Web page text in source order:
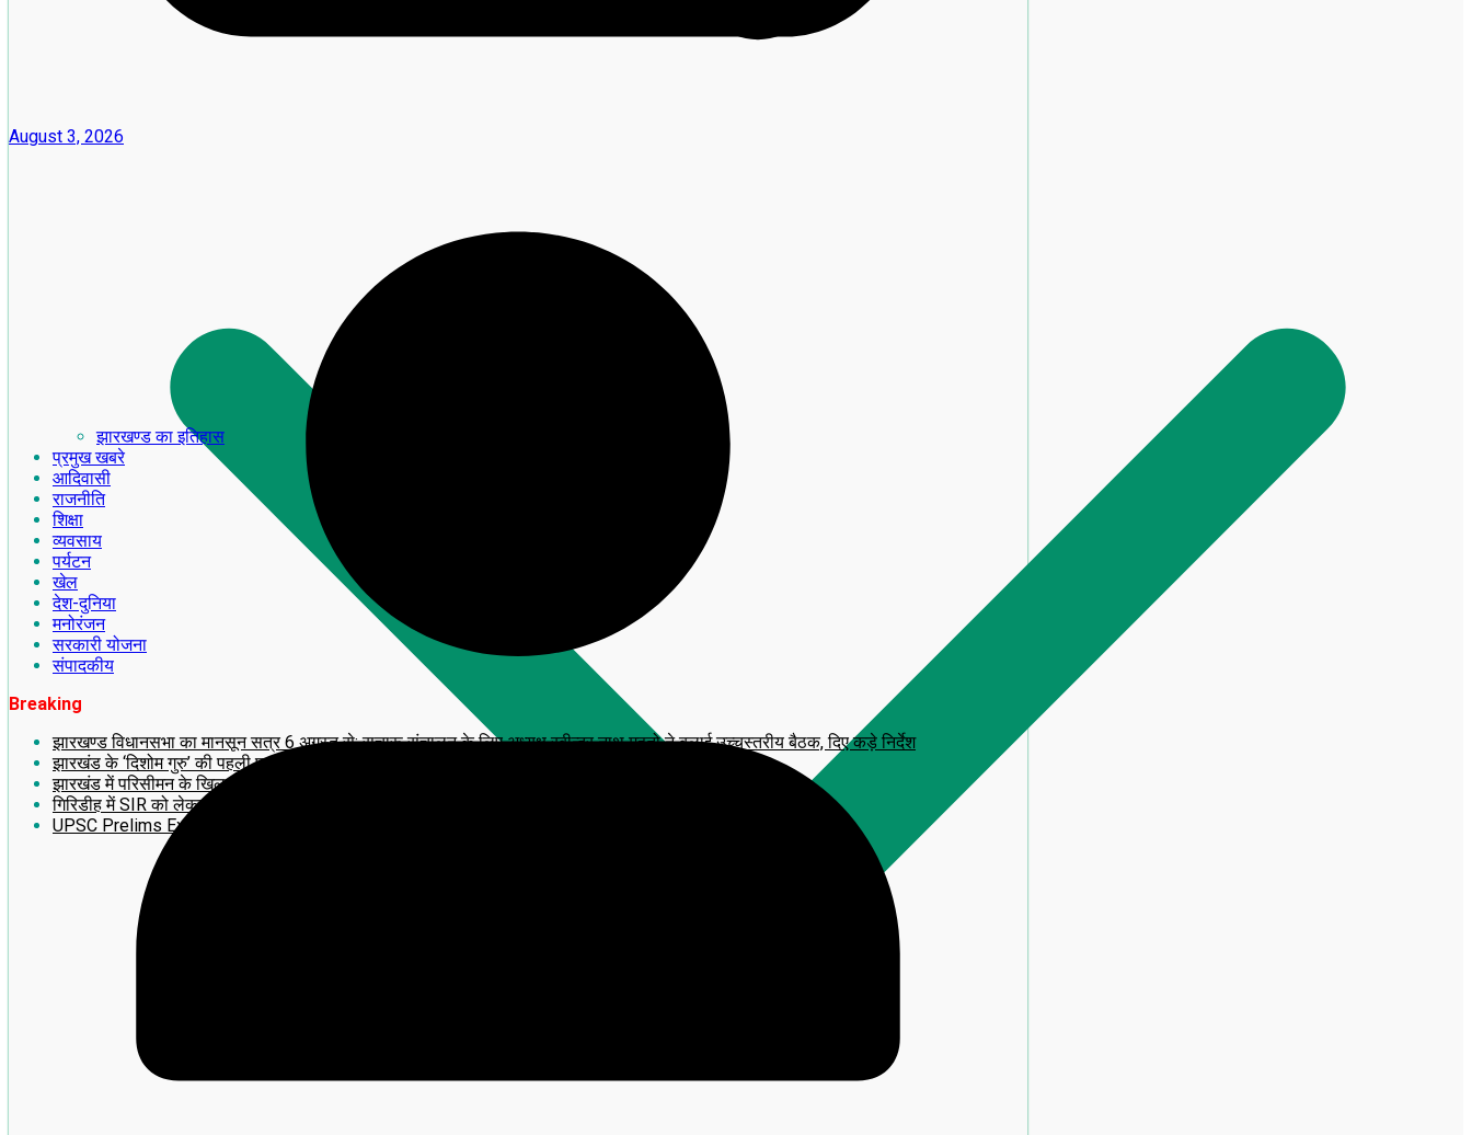
झारखण्ड का इतिहास
प्रमुख खबरे
आदिवासी
राजनीति
शिक्षा
व्यवसाय
पर्यटन
खेल
देश-दुनिया
मनोरंजन
सरकारी योजना
संपादकीय
Breaking
झारखण्ड विधानसभा का मानसून सत्र 6 अगस्त से: सुचारू संचालन के लिए अध्यक्ष रबीन्द्र नाथ महतो ने बुलाई उच्चस्तरीय बैठक, दिए कड़े निर्देश
झारखंड के ‘दिशोम गुरु’ की पहली पुण्यतिथि पर लगेगी 14 फीट ऊंची भव्य प्रतिमा, CM हेमंत सोरेन करेंगे अनावरण
झारखंड में परिसीमन के खिलाफ बड़ा आंदोलन! 2 अगस्त को राँची में महाजुटाव, आरक्षित सीटें फ्रीज करने की मांग
गिरिडीह में SIR को लेकर झामुमो का BLA-2 का प्रशिक्षण सह बूथ सम्मेलन कार्यक्रम
UPSC Prelims Exam 2026 का बड़ा update: जानिए अपना ‘प्रोविजनल आंसर-की’
August 3, 2026